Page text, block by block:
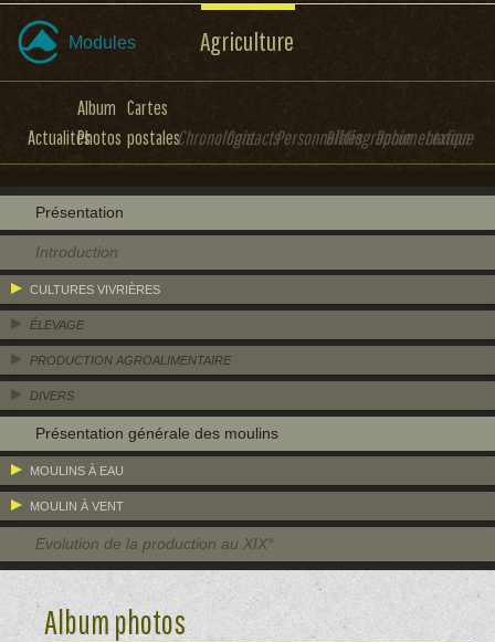
Modules Agriculture
Actualités
Album
Photos
Cartes
postalesChronologieContactsPersonnalitésBibliographieDocumentation
Lexique
Présentation
Introduction
CULTURES VIVRIÈRES
ÉLEVAGE
PRODUCTION AGROALIMENTAIRE
DIVERS
Présentation générale des moulins
MOULINS À EAU
MOULIN À VENT
Evolution de la production au XIX°
Album photos